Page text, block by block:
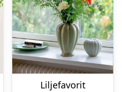
Liljefavorit